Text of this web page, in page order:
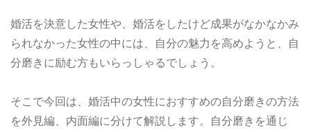
婚活を決意した女性や、婚活をしたけど成果がなかなかみ
られなかった女性の中には、自分の魅力を高めようと、自
分磨きに励む方もいらっしゃるでしょう。
そこで今回は、婚活中の女性におすすめの自分磨きの方法
を外見編、内面編に分けて解説します。自分磨きを通じ